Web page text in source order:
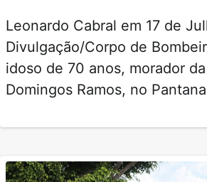
Leonardo Cabral em 17 de
Divulgação/Corpo de
idoso de 70 anos, morador
Domingos Ramos, no